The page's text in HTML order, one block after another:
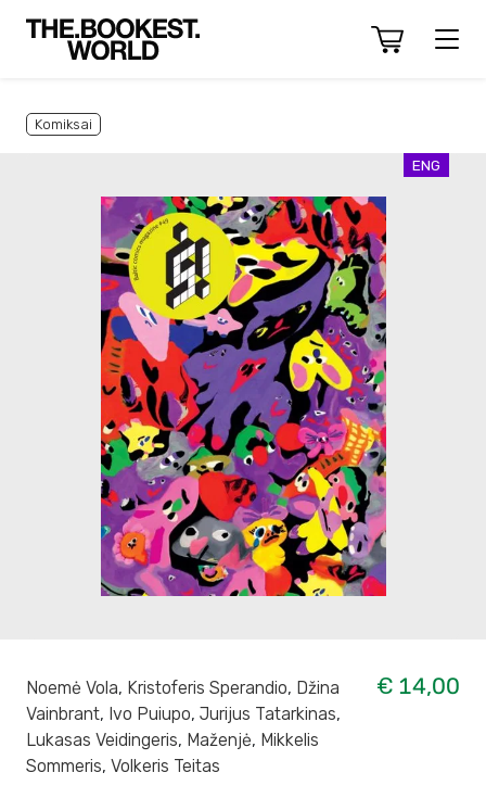
Komiksai
ENG
Noemė Vola, Kristoferis Sperandio, Džina
Vainbrant, Ivo Puiupo, Jurijus Tatarkinas,
Lukasas Veidingeris, Maženjė, Mikkelis
Sommeris, Volkeris Teitas
€ 14,00